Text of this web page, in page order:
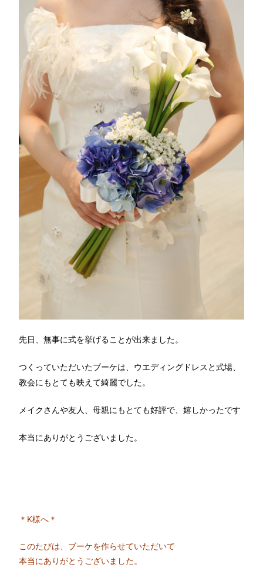
先日、無事に式を挙げることが出来ました。
つくっていただいたブーケは、ウエディングドレスと式場、
教会にもとても映えて綺麗でした。
メイクさんや友人、母親にもとても好評で、嬉しかったです
本当にありがとうございました。
＊K様へ＊
このたびは、ブーケを作らせていただいて
本当にありがとうございました。